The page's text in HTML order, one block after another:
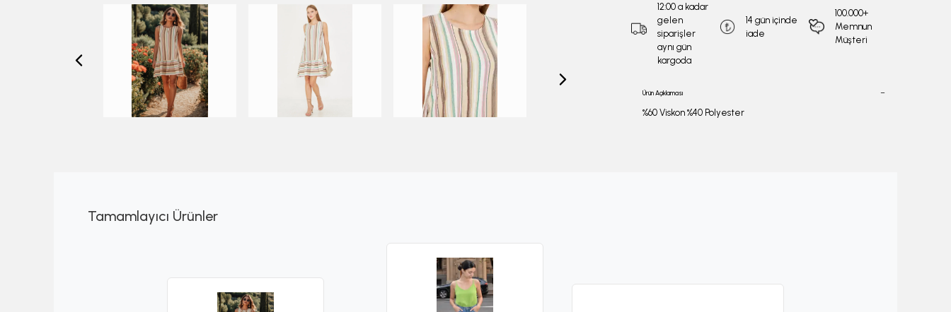
12:00 a kadar
gelen
siparişler
aynı gün
kargoda
14 gün içinde
iade
100.000+
Memnun
Müşteri
Ürün Açıklaması
%60 Viskon %40 Polyester
Tamamlayıcı Ürünler